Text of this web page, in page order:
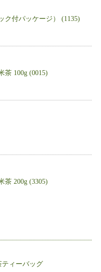
ク付パッケージ） (1135)
茶 100g (0015)
茶 200g (3305)
ティーバッグ